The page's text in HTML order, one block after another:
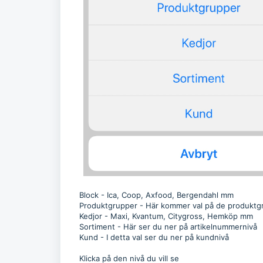
Block - Ica, Coop, Axfood, Bergendahl mm
Produktgrupper - Här
Kedjor - Maxi, Kvantum, Citygross, Hemköp mm
Sortiment - Här ser du ner på artikelnummernivå
Kund - I detta val ser du ner på kundnivå
Klicka på den nivå du vill se